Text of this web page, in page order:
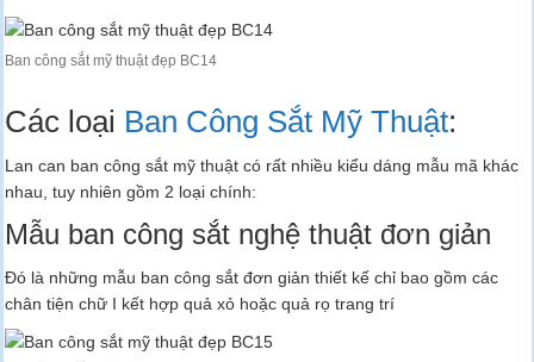
Ban công sắt mỹ thuật đẹp BC14
Các loại Ban Công Sắt Mỹ Thuật:
Lan can ban công sắt mỹ thuật có rất nhiều kiểu dáng mẫu mã khác
nhau, tuy nhiên gồm 2 loại chính:
Mẫu ban công sắt nghệ thuật đơn giản
Đó là những mẫu ban công sắt đơn giản thiết kế chỉ bao gồm các
chân tiện chữ I kết hợp quả xỏ hoặc quả rọ trang trí